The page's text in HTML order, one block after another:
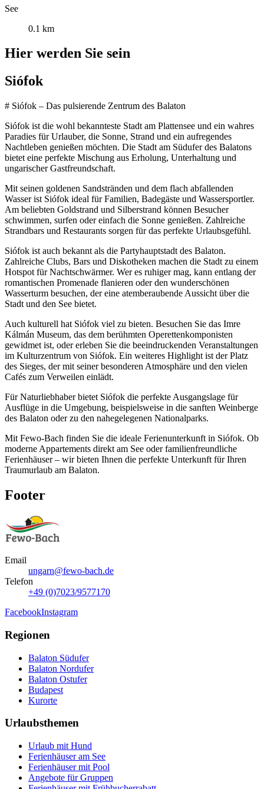
See
0.1 km
Hier werden Sie sein
Siófok
# Siófok – Das pulsierende Zentrum des Balaton
Siófok ist die wohl bekannteste Stadt am Plattensee und ein wahres
Paradies für Urlauber, die Sonne, Strand und ein aufregendes
Nachtleben genießen möchten. Die Stadt am Südufer des Balatons
bietet eine perfekte Mischung aus Erholung, Unterhaltung und
ungarischer Gastfreundschaft.
Mit seinen goldenen Sandstränden und dem flach abfallenden
Wasser ist Siófok ideal für Familien, Badegäste und Wassersportler.
Am beliebten Goldstrand und Silberstrand können Besucher
schwimmen, surfen oder einfach die Sonne genießen. Zahlreiche
Strandbars und Restaurants sorgen für das perfekte Urlaubsgefühl.
Siófok ist auch bekannt als die Partyhauptstadt des Balaton.
Zahlreiche Clubs, Bars und Diskotheken machen die Stadt zu einem
Hotspot für Nachtschwärmer. Wer es ruhiger mag, kann entlang der
romantischen Promenade flanieren oder den wunderschönen
Wasserturm besuchen, der eine atemberaubende Aussicht über die
Stadt und den See bietet.
Auch kulturell hat Siófok viel zu bieten. Besuchen Sie das Imre
Kálmán Museum, das dem berühmten Operettenkomponisten
gewidmet ist, oder erleben Sie die beeindruckenden Veranstaltungen
im Kulturzentrum von Siófok. Ein weiteres Highlight ist der Platz
des Sieges, der mit seiner besonderen Atmosphäre und den vielen
Cafés zum Verweilen einlädt.
Für Naturliebhaber bietet Siófok die perfekte Ausgangslage für
Ausflüge in die Umgebung, beispielsweise in die sanften Weinberge
des Balaton oder zu den nahegelegenen Nationalparks.
Mit Fewo-Bach finden Sie die ideale Ferienunterkunft in Siófok. Ob
moderne Appartements direkt am See oder familienfreundliche
Ferienhäuser – wir bieten Ihnen die perfekte Unterkunft für Ihren
Traumurlaub am Balaton.
Footer
Email
ungarn@fewo-bach.de
Telefon
+49 (0)7023/9577170
FacebookInstagram
Regionen
Balaton Südufer
Balaton Nordufer
Balaton Ostufer
Budapest
Kurorte
Urlaubsthemen
Urlaub mit Hund
Ferienhäuser am See
Ferienhäuser mit Pool
Angebote für Gruppen